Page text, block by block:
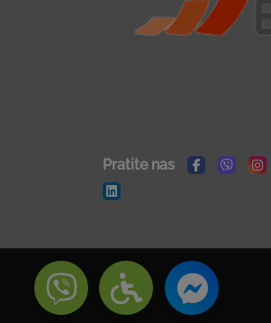
Pratite nas
Facebook
Viber
Linkedin